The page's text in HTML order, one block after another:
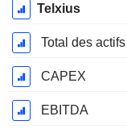
Telxius
Total des actifs
CAPEX
EBITDA